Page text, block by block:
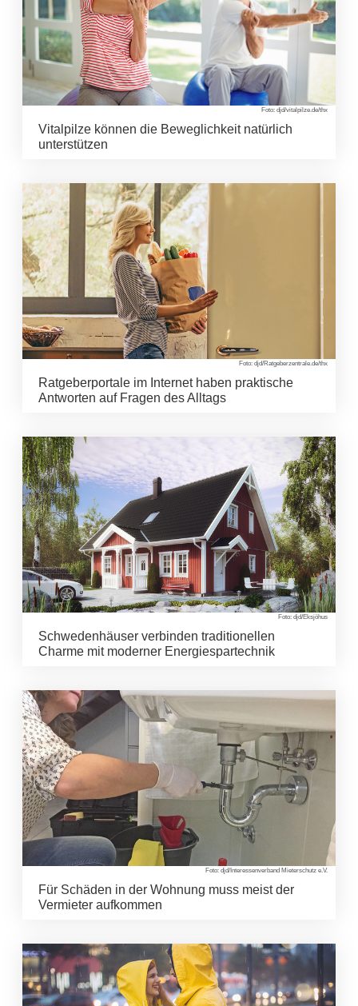
Foto: djd/vitalpilze.de/thx
Vitalpilze können die Beweglichkeit natürlich
unterstützen
Foto: djd/Ratgeberzentrale.de/thx
Ratgeberportale im Internet haben praktische
Antworten auf Fragen des Alltags
Foto: djd/Eksjöhus
Schwedenhäuser verbinden traditionellen
Charme mit moderner Energiespartechnik
Foto: djd/Interessenverband Mieterschutz e.V.
Für Schäden in der Wohnung muss meist der
Vermieter aufkommen